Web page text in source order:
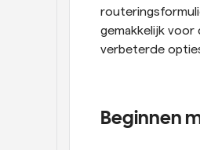
gemakkelijk voor
verbeterde
Beginnen